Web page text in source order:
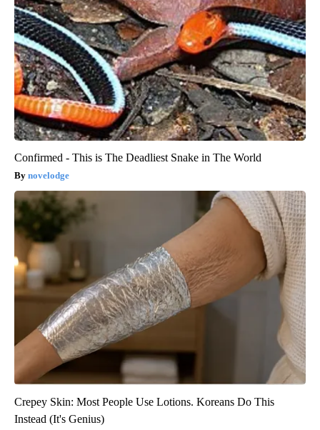
Confirmed - This is The Deadliest Snake in The World
novelodge
Crepey Skin: Most People Use Lotions. Koreans Do This
Instead (It's Genius)